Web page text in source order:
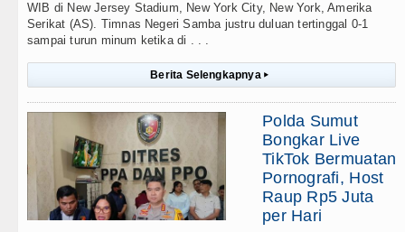
WIB di New Jersey Stadium, New York City, New York, Amerika
Serikat (AS). Timnas Negeri Samba justru duluan tertinggal 0-1
sampai turun minum ketika di . . .
Berita Selengkapnya ▸
Polda Sumut
Bongkar Live
TikTok Bermuatan
Pornografi, Host
Raup Rp5 Juta
per Hari